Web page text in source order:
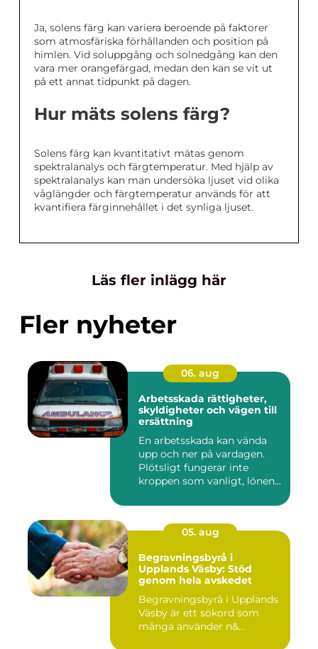
Ja, solens färg kan variera beroende på faktorer
som atmosfäriska förhållanden och position på
himlen. Vid soluppgång och solnedgång kan den
vara mer orangefärgad, medan den kan se vit ut
på ett annat tidpunkt på dagen.
Hur mäts solens färg?
Solens färg kan kvantitativt mätas genom
spektralanalys och färgtemperatur. Med hjälp av
spektralanalys kan man undersöka ljuset vid olika
våglängder och färgtemperatur används för att
kvantifiera färginnehållet i det synliga ljuset.
Läs fler inlägg här
Fler nyheter
06. aug
Arbetsskada rättigheter,
skyldigheter och vägen till
ersättning
En arbetsskada kan vända
upp och ner på vardagen.
Plötsligt fungerar inte
kroppen som vanligt, lönen...
05. aug
Begravningsbyrå i
Upplands Väsby: Stöd
genom hela avskedet
Begravningsbyrå i Upplands
Väsby är ett sökord som
många använder n&...